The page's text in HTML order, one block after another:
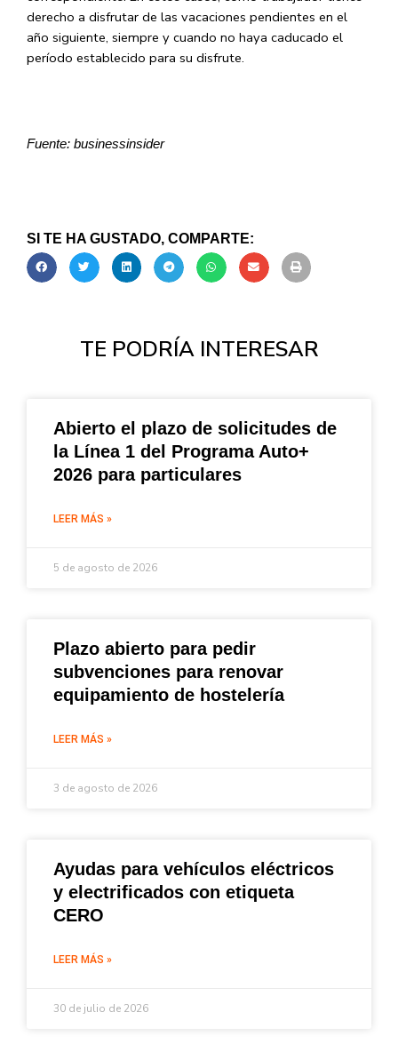
derecho a disfrutar de las vacaciones pendientes en el
año siguiente, siempre y cuando no haya caducado el
período establecido para su disfrute.
Fuente: businessinsider
SI TE HA GUSTADO, COMPARTE:
TE PODRÍA INTERESAR
Abierto el plazo de solicitudes de
la Línea 1 del Programa Auto+
2026 para particulares
LEER MÁS »
5 de agosto de 2026
Plazo abierto para pedir
subvenciones para renovar
equipamiento de hostelería
LEER MÁS »
3 de agosto de 2026
Ayudas para vehículos eléctricos
y electrificados con etiqueta
CERO
LEER MÁS »
30 de julio de 2026